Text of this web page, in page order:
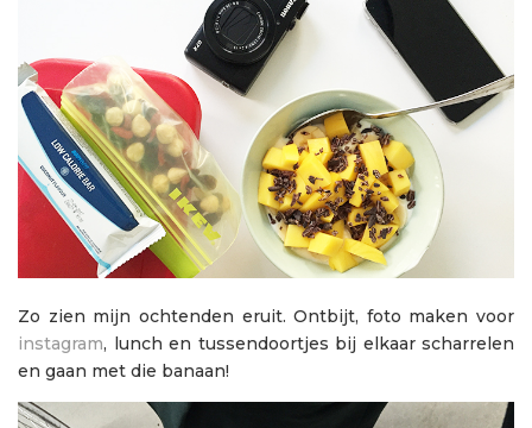
Zo zien mijn ochtenden eruit. Ontbijt, foto maken voor
instagram, lunch en tussendoortjes bij elkaar scharrelen
en gaan met die banaan!